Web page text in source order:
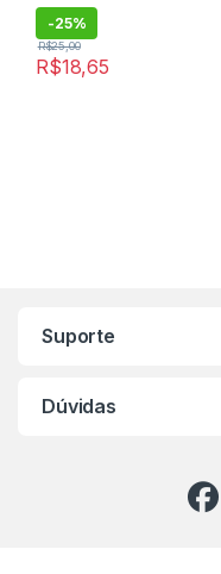
-25%
R$18,65
R$25,00
Suporte
Dúvidas